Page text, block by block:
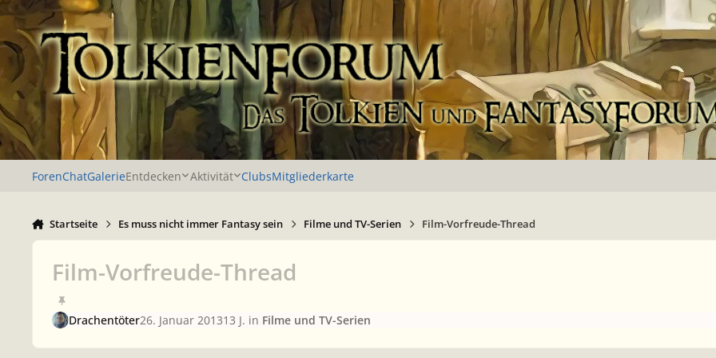
Zu Inhalt springen
ForenChatGalerieEntdecken Aktivität ClubsMitgliederkarte
Startseite Es muss nicht immer Fantasy sein Filme und TV-Serien Film-Vorfreude-Thread
Film-Vorfreude-Thread
Drachentöter26. Januar 201313 J. in Filme und TV-Serien